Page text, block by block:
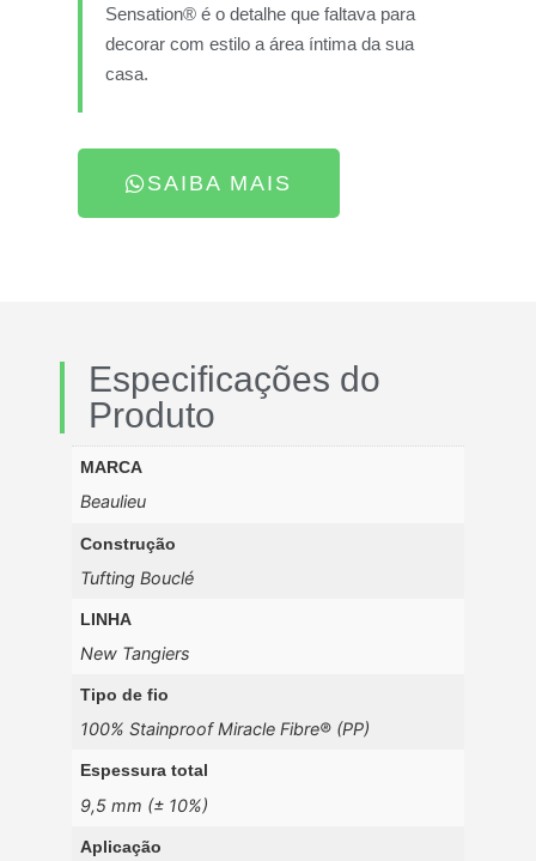
Sensation® é o detalhe que faltava para
decorar com estilo a área íntima da sua
casa.
SAIBA MAIS
Especificações do
Produto
MARCA
Beaulieu
Construção
Tufting Bouclé
LINHA
New Tangiers
Tipo de fio
100% Stainproof Miracle Fibre® (PP)
Espessura total
9,5 mm (± 10%)
Aplicação